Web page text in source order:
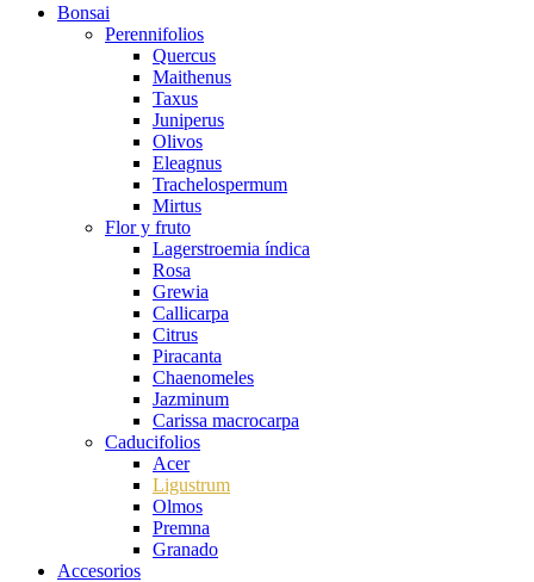
Bonsai
Perennifolios
Quercus
Maithenus
Taxus
Juniperus
Olivos
Eleagnus
Trachelospermum
Mirtus
Flor y fruto
Lagerstroemia índica
Rosa
Grewia
Callicarpa
Citrus
Piracanta
Chaenomeles
Jazminum
Carissa macrocarpa
Caducifolios
Acer
Ligustrum
Olmos
Premna
Granado
Accesorios